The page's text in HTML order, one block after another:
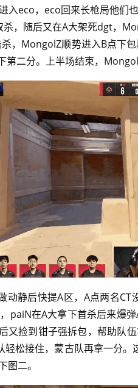
入eco，eco回来长枪局他们
，随后又在A大架死dgt，
，MongolZ顺势进入B点下
第二分。上半场结束，
动静后快提A区，A点两名
paiN在A大拿下首杀后来爆
又捡到钳子强拆包，帮助队
松接住，蒙古队再拿一分
二。